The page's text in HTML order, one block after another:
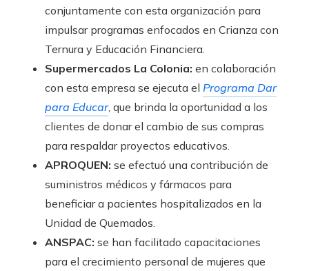
conjuntamente con esta organización para
impulsar programas enfocados en Crianza con
Ternura y Educación Financiera.
Supermercados La Colonia: en colaboración
con esta empresa se ejecuta el Programa Dar
para Educar, que brinda la oportunidad a los
clientes de donar el cambio de sus compras
para respaldar proyectos educativos.
APROQUEN: se efectuó una contribución de
suministros médicos y fármacos para
beneficiar a pacientes hospitalizados en la
Unidad de Quemados.
ANSPAC: se han facilitado capacitaciones
para el crecimiento personal de mujeres que